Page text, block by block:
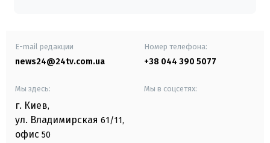
E-mail редакции
news24@24tv.com.ua
Номер телефона:
+38 044 390 5077
Мы здесь:
г. Киев,
ул. Владимирская 61/11,
офис 50
Мы в соцсетях: